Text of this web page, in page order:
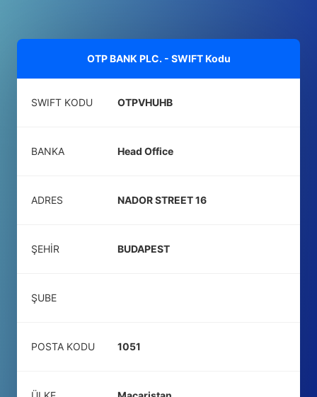
OTP BANK PLC. - SWIFT Kodu
SWIFT KODU OTPVHUHB
BANKA Head Office
ADRES NADOR STREET 16
ŞEHIR BUDAPEST
ŞUBE
POSTA KODU 1051